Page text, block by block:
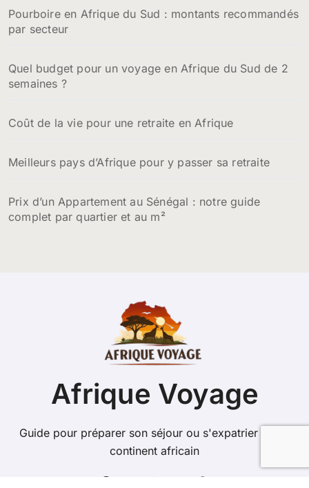
Pourboire en Afrique du Sud : montants recommandés
par secteur
Quel budget pour un voyage en Afrique du Sud de 2
semaines ?
Coût de la vie pour une retraite en Afrique
Meilleurs pays d’Afrique pour y passer sa retraite
Prix d’un Appartement au Sénégal : notre guide
complet par quartier et au m²
Afrique Voyage
Guide pour préparer son séjour ou s'expatrier sur le
continent africain